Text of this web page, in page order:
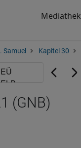
Mediathek
Samuel Kapitel 30
(GNB)